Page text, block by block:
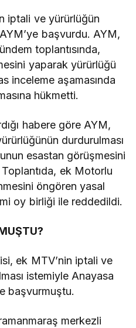
iptali ve yürürlüğün
başvurdu. AYM,
toplantısında,
yaparak yürürlüğü
inceleme aşamasında
hükmetti.
habere göre AYM,
durdurulması
esastan görüşmesini
ek Motorlu
öngören yasal
oy birliği ile reddedildi.
ek MTV’nin iptali ve
istemiyle Anayasa
başvurmuştu.
merkezli